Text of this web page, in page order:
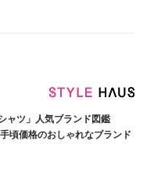
対応させていただきますの
ャツ」人気ブランド図鑑
頃価格のおしゃれなブランド